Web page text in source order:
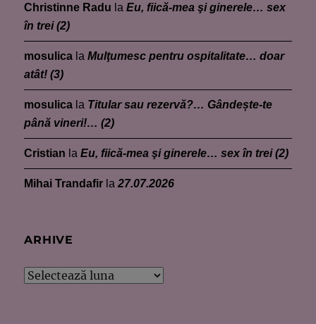
Christinne Radu laEu, fiică-mea şi ginerele… sex
în trei (2)
mosulica laMulţumesc pentru ospitalitate… doar
atât! (3)
mosulica la Titular sau rezervă?… Gândește-te
până vineri!… (2)
Cristian laEu, fiică-mea şi ginerele… sex în trei (2)
Mihai Trandafir la27.07.2026
ARHIVE
Arhive